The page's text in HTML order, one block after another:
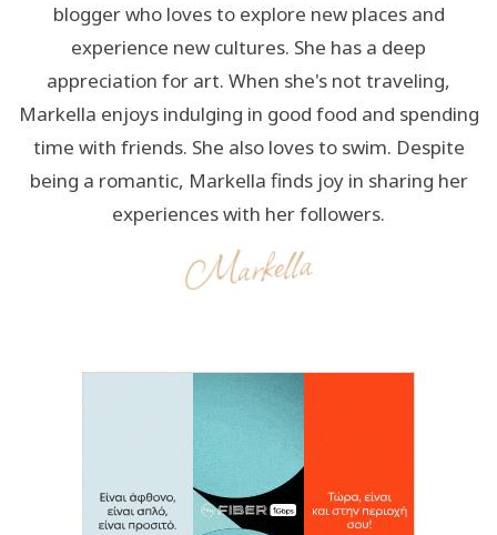
blogger who loves to explore new places and
experience new cultures. She has a deep
appreciation for art. When she's not traveling,
Markella enjoys indulging in good food and spending
time with friends. She also loves to swim. Despite
being a romantic, Markella finds joy in sharing her
experiences with her followers.